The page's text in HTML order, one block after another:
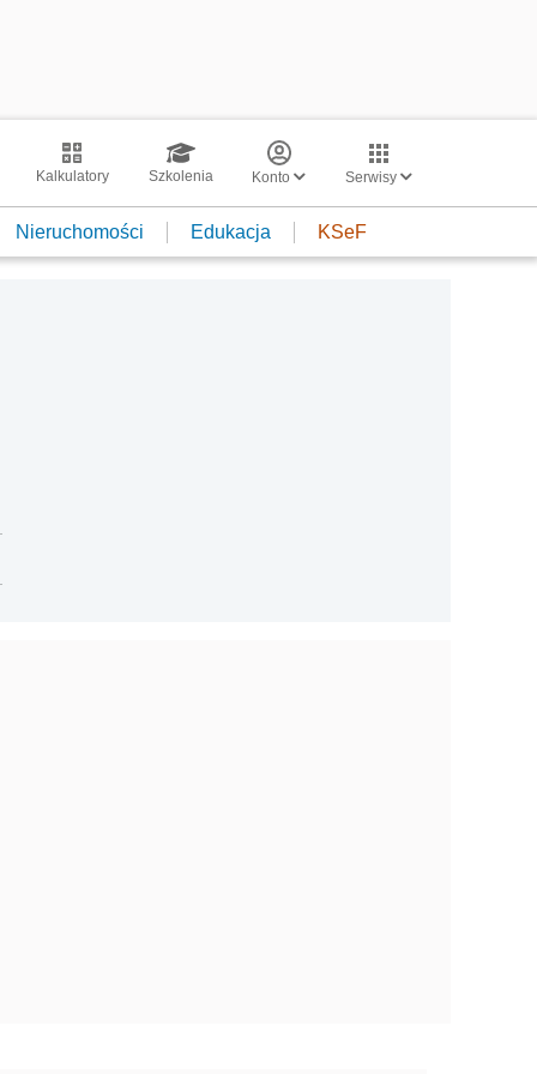
Kalkulatory Szkolenia Konto Serwisy
Nieruchomości Edukacja KSeF